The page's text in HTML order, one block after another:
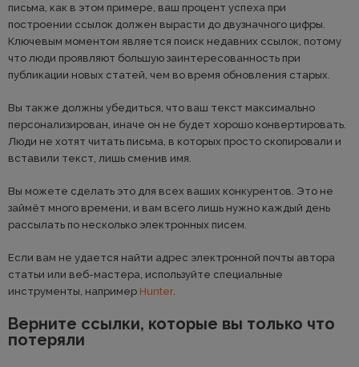
письма, как в этом примере, ваш процент успеха при
построении ссылок должен вырасти до двузначного цифры.
Ключевым моментом является поиск недавних ссылок, потому
что люди проявляют большую заинтересованность при
публикации новых статей, чем во время обновления старых.
Вы также должны убедиться, что ваш текст максимально
персонализирован, иначе он не будет хорошо конвертировать.
Люди не хотят читать письма, в которых просто скопировали и
вставили текст, лишь сменив имя.
Вы можете сделать это для всех ваших конкурентов. Это не
займёт много времени, и вам всего лишь нужно каждый день
рассылать по несколько электронных писем.
Если вам не удается найти адрес электронной почты автора
статьи или веб-мастера, используйте специальные
инструменты, например Hunter.
Верните ссылки, которые вы только что
потеряли